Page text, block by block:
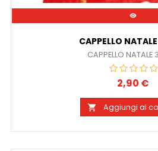

CAPPELLO
CAPPELLO NATALE
Prezzo
2,90 €
 Aggiungi al